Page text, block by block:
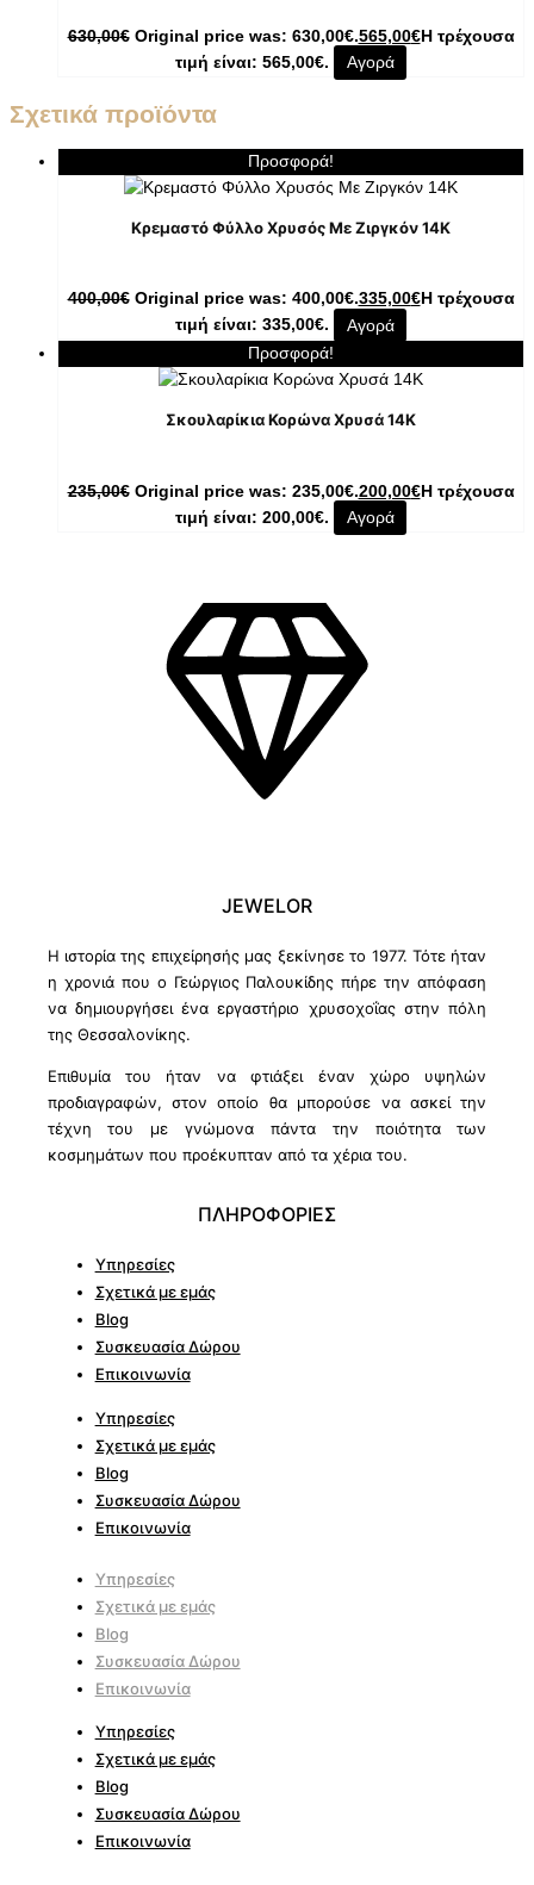
630,00€ Original price was: 630,00€.565,00€Η τρέχουσα
τιμή είναι: 565,00€.
Αγορά
Σχετικά προϊόντα
Προσφορά!
Κρεμαστό Φύλλο Χρυσός Με Ζιργκόν 14K
400,00€ Original price was: 400,00€.335,00€Η τρέχουσα
τιμή είναι: 335,00€.
Αγορά
Προσφορά!
Σκουλαρίκια Κορώνα Χρυσά 14K
235,00€ Original price was: 235,00€.200,00€Η τρέχουσα
τιμή είναι: 200,00€.
Αγορά
JEWELOR
Η ιστορία της επιχείρησής μας ξεκίνησε το 1977. Τότε ήταν
η χρονιά που ο Γεώργιος Παλουκίδης πήρε την απόφαση
να δημιουργήσει ένα εργαστήριο χρυσοχοΐας στην πόλη
της Θεσσαλονίκης.
Επιθυμία του ήταν να φτιάξει έναν χώρο υψηλών
προδιαγραφών, στον οποίο θα μπορούσε να ασκεί την
τέχνη του με γνώμονα πάντα την ποιότητα των
κοσμημάτων που προέκυπταν από τα χέρια του.
ΠΛΗΡΟΦΟΡΙΕΣ
Υπηρεσίες
Σχετικά με εμάς
Blog
Συσκευασία Δώρου
Επικοινωνία
Υπηρεσίες
Σχετικά με εμάς
Blog
Συσκευασία Δώρου
Επικοινωνία
Υπηρεσίες
Σχετικά με εμάς
Blog
Συσκευασία Δώρου
Επικοινωνία
Υπηρεσίες
Σχετικά με εμάς
Blog
Συσκευασία Δώρου
Επικοινωνία